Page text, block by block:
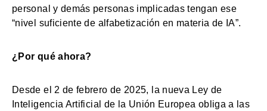
personal y demás personas implicadas tengan ese
“nivel suficiente de alfabetización en materia de IA”.
¿Por qué ahora?
Desde el 2 de febrero de 2025, la nueva Ley de
Inteligencia Artificial de la Unión Europea obliga a las